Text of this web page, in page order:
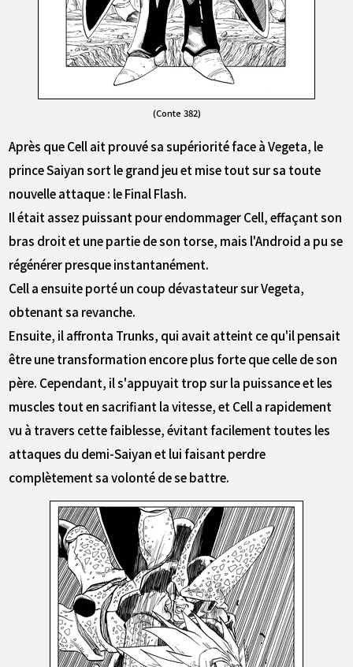
(Conte 382)
Après que Cell ait prouvé sa supériorité face à Vegeta, le
prince Saiyan sort le grand jeu et mise tout sur sa toute
nouvelle attaque : le Final Flash.
Il était assez puissant pour endommager Cell, effaçant son
bras droit et une partie de son torse, mais l'Android a pu se
régénérer presque instantanément.
Cell a ensuite porté un coup dévastateur sur Vegeta,
obtenant sa revanche.
Ensuite, il affronta Trunks, qui avait atteint ce qu'il pensait
être une transformation encore plus forte que celle de son
père. Cependant, il s'appuyait trop sur la puissance et les
muscles tout en sacrifiant la vitesse, et Cell a rapidement
vu à travers cette faiblesse, évitant facilement toutes les
attaques du demi-Saiyan et lui faisant perdre
complètement sa volonté de se battre.